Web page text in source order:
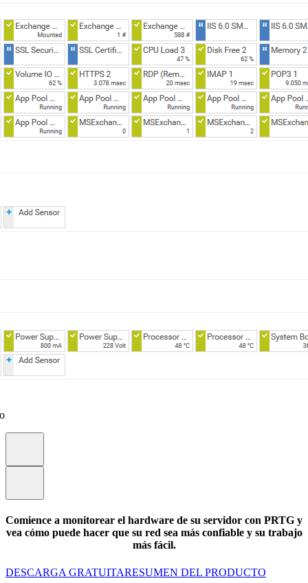
Comience a monitorear el hardware de su servidor con PRTG y
vea cómo puede hacer que su red sea más confiable y su trabajo
más fácil.
DESCARGA GRATUITARESUMEN DEL PRODUCTO